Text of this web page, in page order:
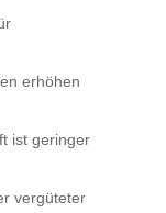
erhöhen
ist geringer
vergüteter